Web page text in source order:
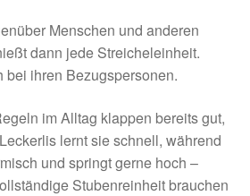
Menschen und anderen
dann jede Streicheleinheit.
bei ihren Bezugspersonen.
im Alltag klappen bereits gut,
lernt sie schnell, während
und springt gerne hoch –
Stubenreinheit brauchen